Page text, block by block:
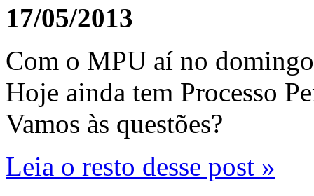
17/05/2013
Com o MPU aí no
Hoje ainda tem Processo
Vamos às questões?
Leia o resto desse post »